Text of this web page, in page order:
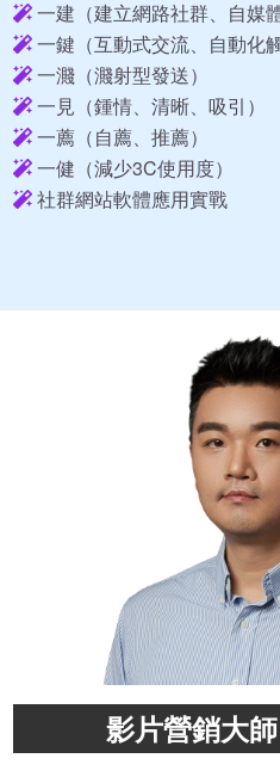
一建（建立網路社群、自媒體
一鍵（互動式交流、自動化
一濺（濺射型發送）
一見（鍾情、清晰、吸引）
一薦（自薦、推薦）
一健（減少3C使用度）
社群網站軟體應用實戰
影片營銷大